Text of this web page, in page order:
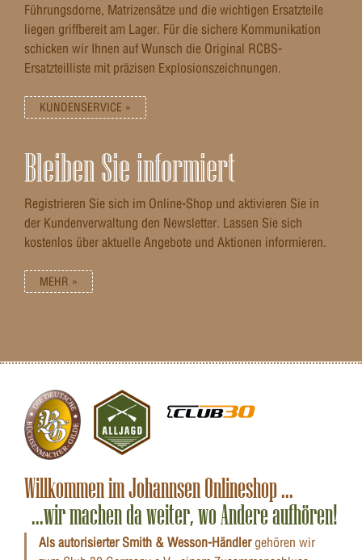
Führungsdorne, Matrizensätze und die wichtigen Ersatzteile
liegen griffbereit am Lager. Für die sichere Kommunikation
schicken wir Ihnen auf Wunsch die Original RCBS-
Ersatzteilliste mit präzisen Explosionszeichnungen.
KUNDENSERVICE »
Bleiben Sie informiert
Registrieren Sie sich im Online-Shop und aktivieren Sie in
der Kundenverwaltung den Newsletter. Lassen Sie sich
kostenlos über aktuelle Angebote und Aktionen informieren.
MEHR »
Willkommen im Johannsen Onlineshop ...
...wir machen da weiter, wo Andere aufhören!
Als autorisierter Smith & Wesson-Händlergehören wir